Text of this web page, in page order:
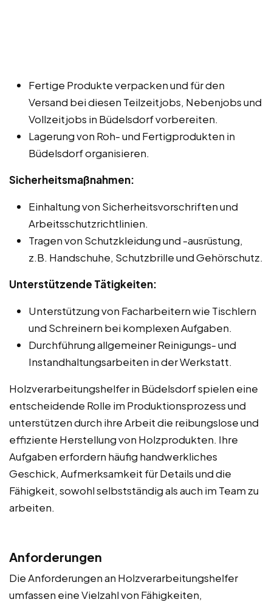
Fertige Produkte verpacken und für den
Versand bei diesen Teilzeitjobs, Nebenjobs und
Vollzeitjobs in Büdelsdorf vorbereiten.
Lagerung von Roh- und Fertigprodukten in
Büdelsdorf organisieren.
Sicherheitsmaßnahmen:
Einhaltung von Sicherheitsvorschriften und
Arbeitsschutzrichtlinien.
Tragen von Schutzkleidung und -ausrüstung,
z.B. Handschuhe, Schutzbrille und Gehörschutz.
Unterstützende Tätigkeiten:
Unterstützung von Facharbeitern wie Tischlern
und Schreinern bei komplexen Aufgaben.
Durchführung allgemeiner Reinigungs- und
Instandhaltungsarbeiten in der Werkstatt.
Holzverarbeitungshelfer in Büdelsdorf spielen eine
entscheidende Rolle im Produktionsprozess und
unterstützen durch ihre Arbeit die reibungslose und
effiziente Herstellung von Holzprodukten. Ihre
Aufgaben erfordern häufig handwerkliches
Geschick, Aufmerksamkeit für Details und die
Fähigkeit, sowohl selbstständig als auch im Team zu
arbeiten.
Anforderungen
Die Anforderungen an Holzverarbeitungshelfer
umfassen eine Vielzahl von Fähigkeiten,